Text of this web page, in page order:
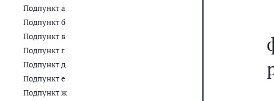
Подпункт а
Подпункт б
Подпункт в
Подпункт г
Подпункт д
Подпункт е
Подпункт ж